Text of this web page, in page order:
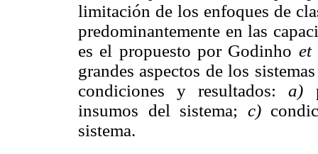
limitación de los enfoques de
predominantemente en las
es el propuesto por Godinho et
grandes aspectos de los
condiciones y resultados:a)
insumos del sistema; c)
sistema.